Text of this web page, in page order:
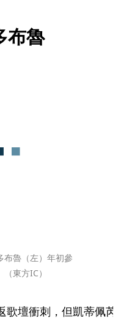
布魯
布魯（左）年初參
東方IC）
壇衝刺，但凱蒂佩芮